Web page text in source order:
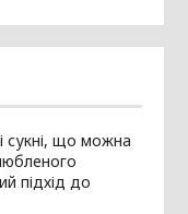
сукні, що можна
підхід до